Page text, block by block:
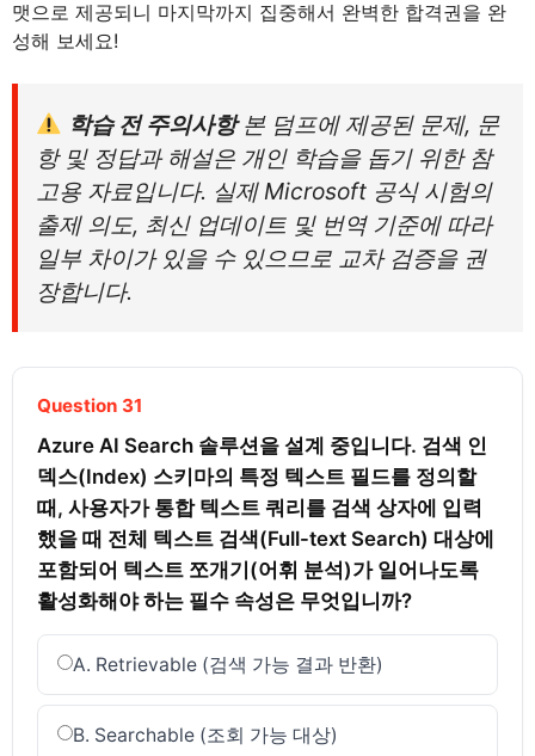
맷으로 제공되니 마지막까지 집중해서 완벽한 합격권을 완
성해 보세요!
학습 전 주의사항본 덤프에 제공된 문제, 문
항 및 정답과 해설은 개인 학습을 돕기 위한 참
고용 자료입니다. 실제 Microsoft 공식 시험의
출제 의도, 최신 업데이트 및 번역 기준에 따라
일부 차이가 있을 수 있으므로 교차 검증을 권
장합니다.
Question 31
Azure AI Search 솔루션을 설계 중입니다. 검색 인
덱스(Index) 스키마의 특정 텍스트 필드를 정의할
때, 사용자가 통합 텍스트 쿼리를 검색 상자에 입력
했을 때 전체 텍스트 검색(Full-text Search) 대상에
포함되어 텍스트 쪼개기(어휘 분석)가 일어나도록
활성화해야 하는 필수 속성은 무엇입니까?
A. Retrievable (검색 가능 결과 반환)
B. Searchable (조회 가능 대상)